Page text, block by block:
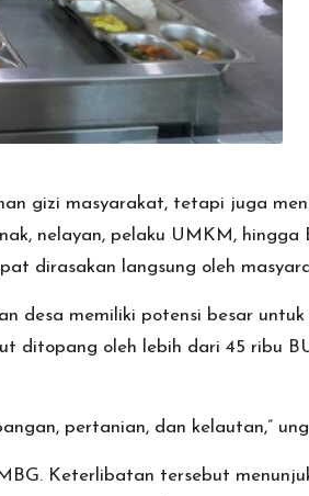
gizi masyarakat, tetapi juga
nelayan, pelaku UMKM, hingga
dirasakan langsung oleh
desa memiliki potensi besar untuk
ditopang oleh lebih dari 45 ribu
pertanian, dan kelautan,”
Keterlibatan tersebut